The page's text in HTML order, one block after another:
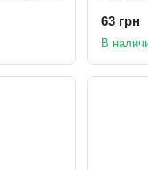
63 грн
В